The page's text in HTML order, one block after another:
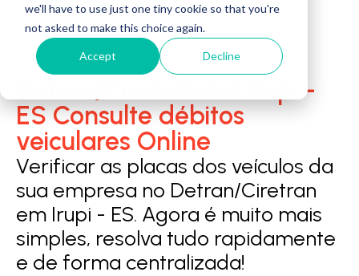
we'll have to use just one tiny cookie so that you're
not asked to make this choice again.
Accept Decline
Detran/Ciretran em Irupi -
ES Consulte débitos
veiculares Online
Verificar as placas dos veículos da
sua empresa no Detran/Ciretran
em Irupi - ES. Agora é muito mais
simples, resolva tudo rapidamente
e de forma centralizada!